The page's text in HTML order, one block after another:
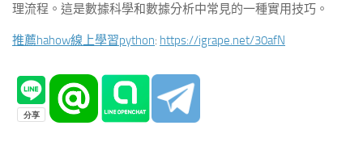
理流程。這是數據科學和數據分析中常見的一種實用技巧。
推薦hahow線上學習python: https://igrape.net/30afN